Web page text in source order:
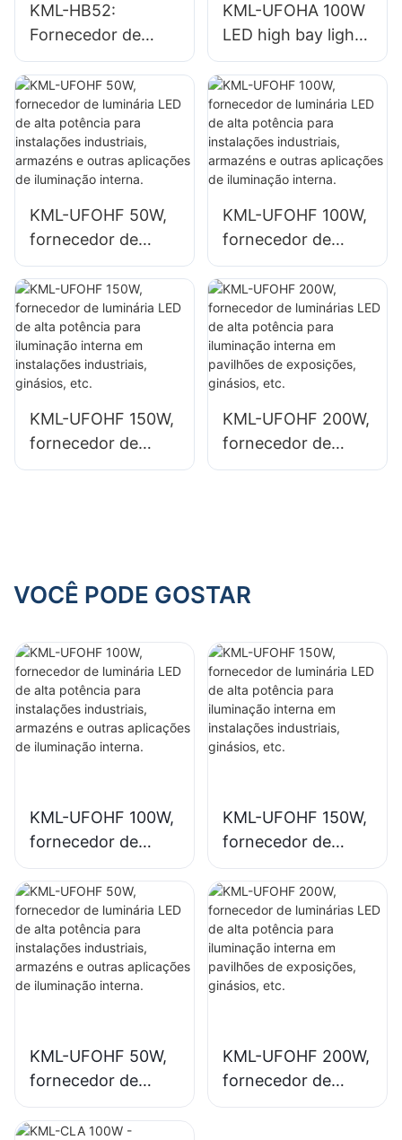
armazéns.
e armazéns.
KML-HB52:
Fornecedor de
luminária LED de
alta potência de
100W para
ambientes
internos, como
fábricas e
armazéns
industriais.
KML-UFOHA 100W
LED high bay light,
fornecedor de
luminárias para
ambientes internos
como fábricas e
armazéns
industriais.
KML-UFOHF 50W,
fornecedor de
luminária LED de
alta potência para
instalações
industriais,
armazéns e outras
aplicações de
iluminação interna.
KML-UFOHF 100W,
fornecedor de
luminária LED de
alta potência para
instalações
industriais,
armazéns e outras
aplicações de
iluminação interna.
KML-UFOHF 150W,
fornecedor de
luminária LED de
ginásios, etc.
KML-UFOHF 200W,
fornecedor de
luminárias LED de
ginásios, etc.
VOCÊ PODE GOSTAR
KML-UFOHF 100W,
fornecedor de
luminária LED de
alta potência para
instalações
industriais,
armazéns e outras
aplicações de
KML-UFOHF 150W,
fornecedor de
luminária LED de
alta potência para
iluminação interna
em instalações
industriais,
ginásios, etc.
KML-UFOHF 50W,
fornecedor de
luminária LED de
alta potência para
KML-UFOHF 200W,
fornecedor de
luminárias LED de